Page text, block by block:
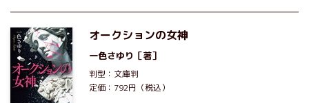
オークションの女神
一色さゆり ［著］
判型：文庫判
定価：792円（税込）